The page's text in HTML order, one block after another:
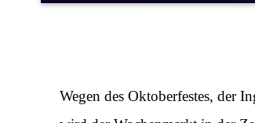
Wegen des Oktoberfestes, der